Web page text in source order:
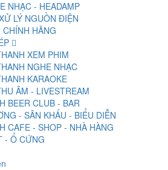
NHẠC - HEADAMP
LÝ NGUỒN ĐIỆN
CHÍNH HÃNG
XEM PHIM
NGHE NHẠC
KARAOKE
ÂM - LIVESTREAM
BEER CLUB - BAR
- SÂN KHẤU - BIỂU DIỄN
CAFE - SHOP - NHÀ HÀNG
- Ổ CỨNG